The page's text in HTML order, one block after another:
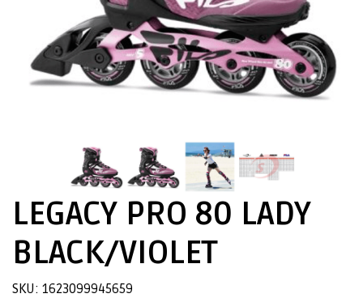
LEGACY PRO 80 LADY
BLACK/VIOLET
SKU: 1623099945659